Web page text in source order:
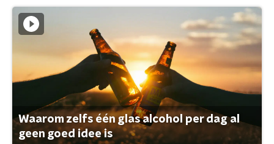
Waarom zelfs één glas alcohol per dag al
geen goed idee is